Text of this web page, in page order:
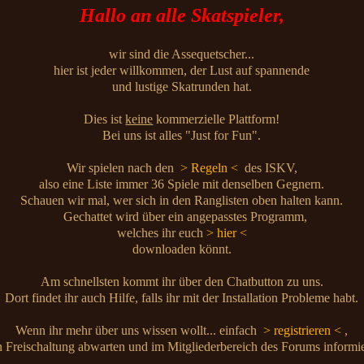
Hallo an alle Skatspieler,
wir sind die Assequetscher...
hier ist jeder willkommen, der Lust auf spannende
und lustige Skatrunden hat.
Dies istkeine kommerzielle Plattform!
Bei uns ist alles "Just for Fun".
Wir spielen nach den > Regeln < des ISKV,
also eine Liste immer 36 Spiele mit denselben Gegnern.
Schauen wir mal, wer sich in den Ranglisten oben halten kann.
Gechattet wird über ein angepasstes Programm,
welches ihr euch > hier <
downloaden könnt.
Am schnellsten kommt ihr über den Chatbutton zu uns.
Dort findet ihr auch Hilfe, falls ihr mit der Installation Probleme habt.
Wenn ihr mehr über uns wissen wollt... einfach > registrieren < ,
Freischaltung abwarten und im Mitgliederbereich des Forums